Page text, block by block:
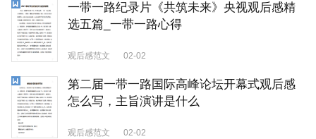
一带一路纪录片《共筑未来》央视观后感精
选五篇_一带一路心得
观后感范文 02-02
第二届一带一路国际高峰论坛开幕式观后感
怎么写，主旨演讲是什么
观后感范文 02-02